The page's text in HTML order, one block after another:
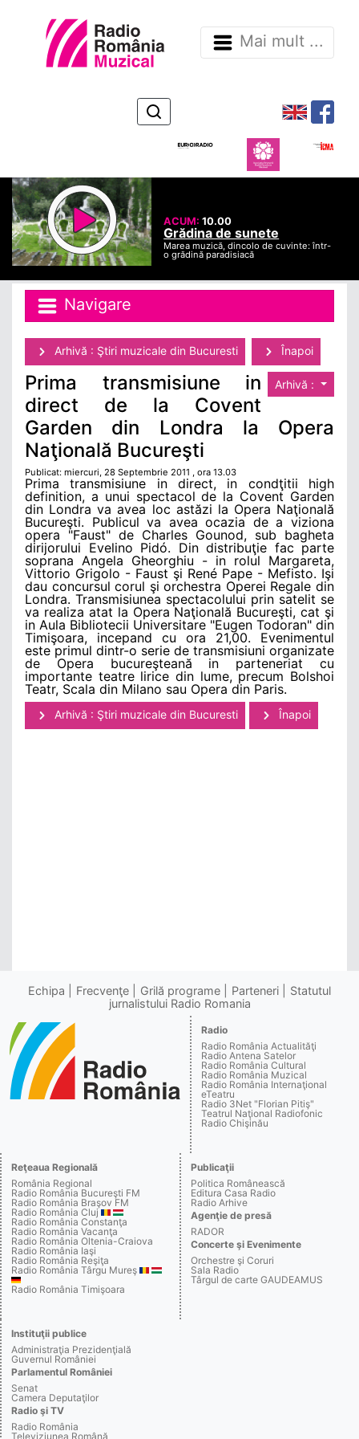
Mai mult ...
ACUM:10.00
Grădina de sunete
Marea muzică, dincolo de cuvinte: într-
o grădină paradisiacă
Navigare
Arhivă : Ştiri muzicale din Bucuresti Înapoi
Arhivă :
Prima transmisiune in
direct de la Covent
Garden din Londra la Opera
Naţională Bucureşti
Publicat: miercuri, 28 Septembrie 2011 , ora 13.03
Prima transmisiune in direct, in condţitii high
definition, a unui spectacol de la Covent Garden
din Londra va avea loc astăzi la Opera Naţională
Bucureşti. Publicul va avea ocazia de a viziona
opera "Faust" de Charles Gounod, sub bagheta
dirijorului Evelino Pidó. Din distribuţie fac parte
soprana Angela Gheorghiu - in rolul Margareta,
Vittorio Grigolo - Faust şi René Pape - Mefisto. Işi
dau concursul corul şi orchestra Operei Regale din
Londra. Transmisiunea spectacolului prin satelit se
va realiza atat la Opera Naţională Bucureşti, cat şi
in Aula Bibliotecii Universitare "Eugen Todoran" din
Timişoara, incepand cu ora 21,00. Evenimentul
este primul dintr-o serie de transmisiuni organizate
de Opera bucureşteană in parteneriat cu
importante teatre lirice din lume, precum Bolshoi
Teatr, Scala din Milano sau Opera din Paris.
Arhivă : Ştiri muzicale din Bucuresti Înapoi
Echipa Frecvenţe Grilă programe Parteneri
Statutul
jurnalistului Radio Romania
Radio
Radio România Actualităţi
Radio Antena Satelor
Radio România Cultural
Radio România Muzical
Radio România Internaţional
eTeatru
Radio 3Net "Florian Pitiş"
Teatrul Naţional Radiofonic
Radio Chişinău
Reţeaua Regională
România Regional
Radio România Bucureşti FM
Radio România Braşov FM
Radio România Cluj
Radio România Constanţa
Radio România Vacanţa
Radio România Oltenia-Craiova
Radio România Iaşi
Radio România Reşiţa
Radio România Târgu Mureş
Radio România Timişoara
Publicaţii
Politica Românească
Editura Casa Radio
Radio Arhive
Agenţie de presă
RADOR
Concerte şi Evenimente
Orchestre şi Coruri
Sala Radio
Târgul de carte GAUDEAMUS
Instituţii publice
Administraţia Prezidenţială
Guvernul României
Parlamentul României
Senat
Camera Deputaţilor
Radio şi TV
Radio România
Televiziunea Română